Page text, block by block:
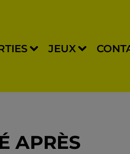
JEUX
APRÈS